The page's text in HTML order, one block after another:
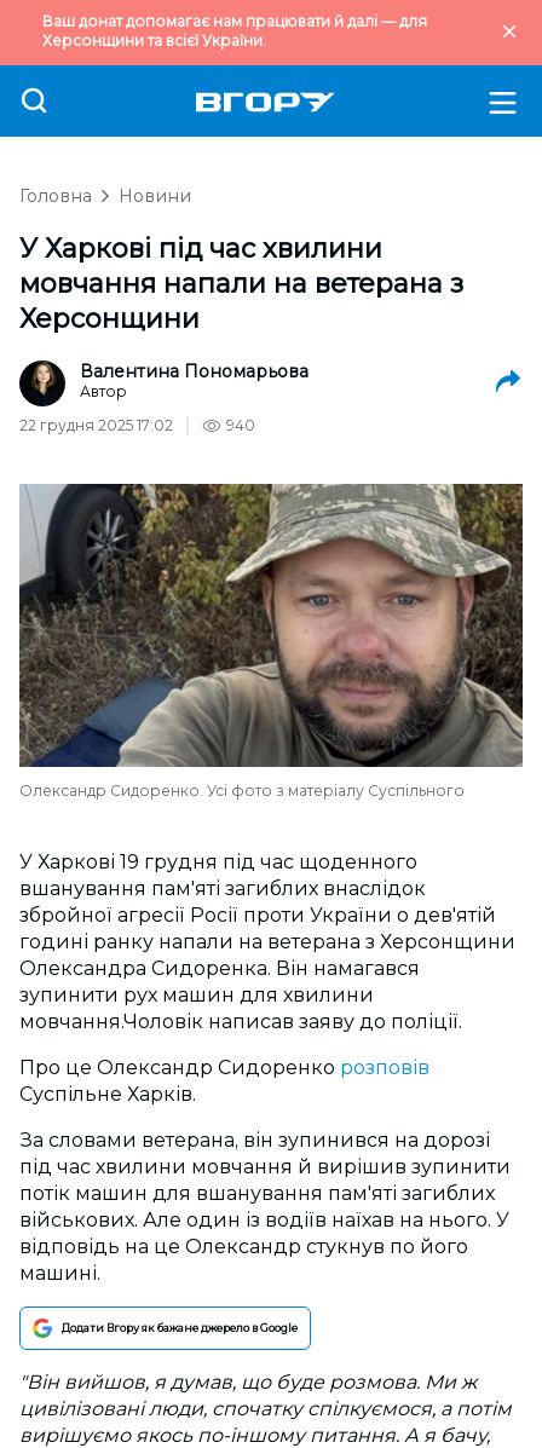
Ваш донат допомагає нам працювати й далі — для
Херсонщини та всієї України.
Головна Новини
У Харкові під час хвилини
мовчання напали на ветерана з
Херсонщини
Валентина Пономарьова
Автор
22 грудня 2025 17:02
940
Олександр Сидоренко. Усі фото з матеріалу Суспільного
У Харкові 19 грудня під час щоденного
вшанування пам'яті загиблих внаслідок
збройної агресії Росії проти України о дев'ятій
годині ранку напали на ветерана з Херсонщини
Олександра Сидоренка. Він намагався
зупинити рух машин для хвилини
мовчання.Чоловік написав заяву до поліції.
Про це Олександр Сидоренко розповів
Суспільне Харків.
За словами ветерана, він зупинився на дорозі
під час хвилини мовчання й вирішив зупинити
потік машин для вшанування пам'яті загиблих
військових. Але один із водіїв наїхав на нього. У
відповідь на це Олександр стукнув по його
машині.
Додати Вгору як бажане джерело в Google
"Він вийшов, я думав, що буде розмова. Ми ж
цивілізовані люди, спочатку спілкуємося, а потім
вирішуємо якось по-іншому питання. А я бачу,